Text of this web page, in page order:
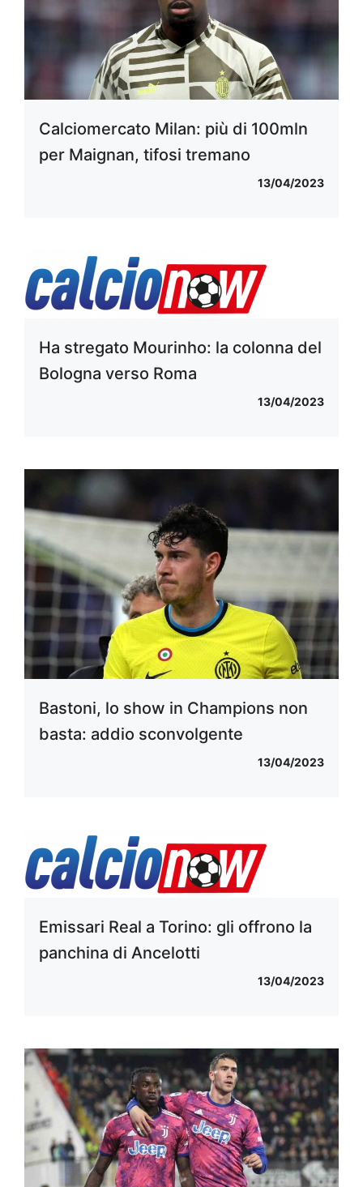
Calciomercato Milan: più di 100mln
per Maignan, tifosi tremano
13/04/2023
Ha stregato Mourinho: la colonna del
Bologna verso Roma
13/04/2023
Bastoni, lo show in Champions non
basta: addio sconvolgente
13/04/2023
Emissari Real a Torino: gli offrono la
panchina di Ancelotti
13/04/2023